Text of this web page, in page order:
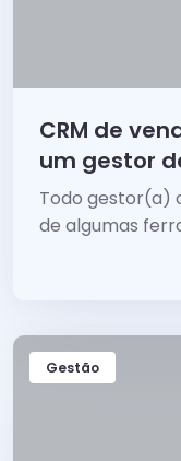
CRM de
um gestor
Todo gestor(a)
de algumas
Gestão